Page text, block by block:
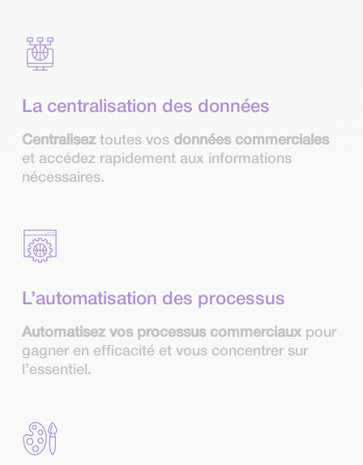
La centralisation des données
Centraliseztoutes vos données commerciales
et accédez rapidement aux informations
nécessaires.
L’automatisation des processus
Automatisez vos processus commerciauxpour
gagner en efficacité et vous concentrer sur
l’essentiel.